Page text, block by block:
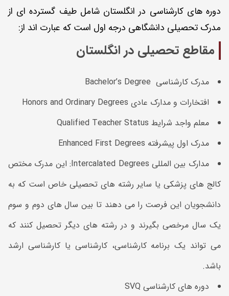
دوره های کارشناسی در انگلستان شامل طیف گسترده ای از
مدرک تحصیلی دانشگاهی درجه اول است که عبارت اند از:
مقاطع تحصیلی در انگلستان
مدرک کارشناسی Bachelor’s Degree
افتخارات و مدارک عادی Honors and Ordinary Degrees
معلم واجد شرایط Qualified Teacher Status
مدرک اول پیشرفته Enhanced First Degrees
مدارک بین ‌المللی Intercalated Degrees: این مدرک مختص
کالج های پزشکی یا سایر رشته‌ های تحصیلی خاص است که به
دانشجویان این فرصت را می ‌دهند تا بین سال ‌های دوم و سوم
یک سال مرخصی بگیرند و در رشته‌ های دیگر تحصیل کنند که
می ‌تواند یک برنامه کارشناسی، کارشناسی یا کارشناسی ارشد
باشد.
دوره های کارشناسی SVQ